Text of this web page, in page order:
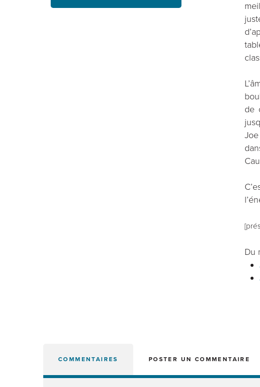
de
Du
COMMENTAIRES POSTER UN COMMENTAIRE